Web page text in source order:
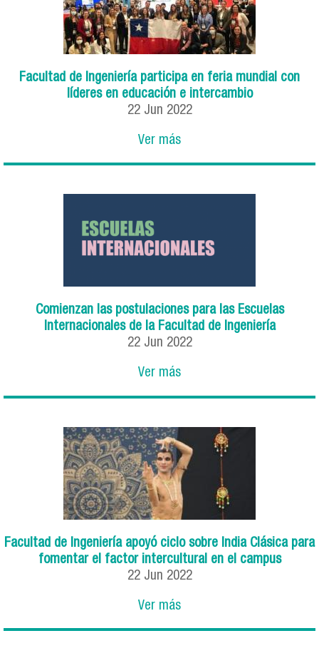
Facultad de Ingeniería participa en feria mundial con
líderes en educación e intercambio
22 Jun 2022
Ver más
Comienzan las postulaciones para las Escuelas
Internacionales de la Facultad de Ingeniería
22 Jun 2022
Ver más
Facultad de Ingeniería apoyó ciclo sobre India Clásica para
fomentar el factor intercultural en el campus
22 Jun 2022
Ver más